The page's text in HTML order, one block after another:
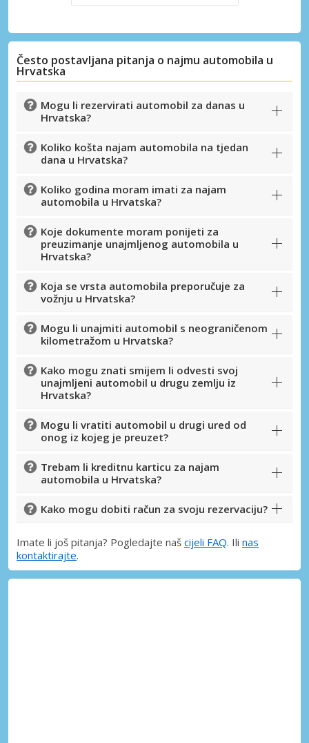
Pristupite ekskluzivnim ponudama naših
dobavljača
Često postavljana pitanja o najmu automobila u
Hrvatska
Mogu li rezervirati automobil za danas u
Hrvatska?
Koliko košta najam automobila na tjedan
dana u Hrvatska?
Koliko godina moram imati za najam
automobila u Hrvatska?
Koje dokumente moram ponijeti za
preuzimanje unajmljenog automobila u
Hrvatska?
Koja se vrsta automobila preporučuje za
vožnju u Hrvatska?
Mogu li unajmiti automobil s neograničenom
kilometražom u Hrvatska?
Kako mogu znati smijem li odvesti svoj
unajmljeni automobil u drugu zemlju iz
Hrvatska?
Mogu li vratiti automobil u drugi ured od
onog iz kojeg je preuzet?
Trebam li kreditnu karticu za najam
automobila u Hrvatska?
Kako mogu dobiti račun za svoju rezervaciju?
Imate li još pitanja? Pogledajte naš cijeli FAQ. Ili nas
kontaktirajte.